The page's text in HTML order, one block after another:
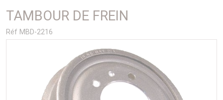
TAMBOUR DE FREIN
Réf MBD-2216